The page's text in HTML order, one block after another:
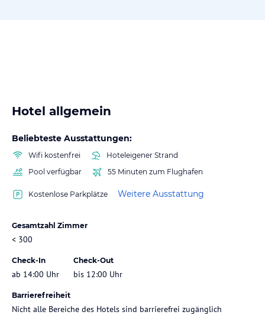
Hotel allgemein
Beliebteste Ausstattungen:
Wifi kostenfrei
Hoteleigener Strand
Pool verfügbar
55 Minuten zum Flughafen
Kostenlose Parkplätze Weitere Ausstattung
Gesamtzahl Zimmer
< 300
Check-In
ab 14:00 Uhr
Check-Out
bis 12:00 Uhr
Barrierefreiheit
Nicht alle Bereiche des Hotels sind barrierefrei zugänglich